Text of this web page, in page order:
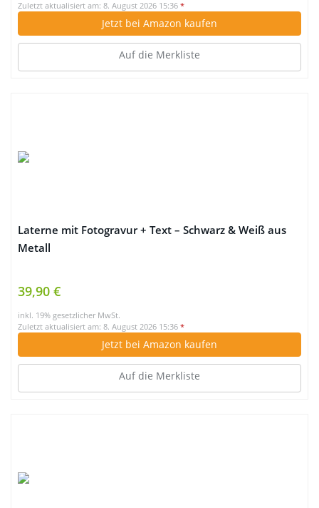
Zuletzt aktualisiert am: 8. August 2026 15:36 *
Jetzt bei Amazon kaufen
Auf die Merkliste
Laterne mit Fotogravur + Text – Schwarz & Weiß aus
Metall
39,90 €
inkl. 19% gesetzlicher MwSt.
Zuletzt aktualisiert am: 8. August 2026 15:36 *
Jetzt bei Amazon kaufen
Auf die Merkliste